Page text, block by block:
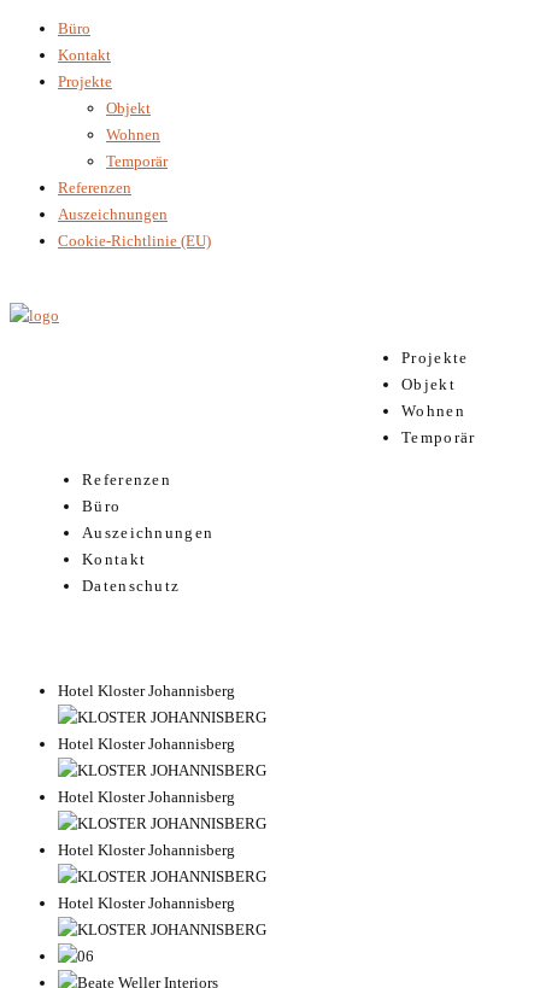
Büro
Kontakt
Projekte
Objekt
Wohnen
Temporär
Referenzen
Auszeichnungen
Cookie-Richtlinie (EU)
Projekte
Objekt
Wohnen
Temporär
Referenzen
Büro
Auszeichnungen
Kontakt
Datenschutz
Hotel Kloster Johannisberg
Hotel Kloster Johannisberg
Hotel Kloster Johannisberg
Hotel Kloster Johannisberg
Hotel Kloster Johannisberg